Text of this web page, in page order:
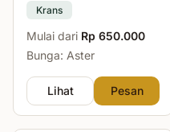
Krans
Mulai dari Rp 650.000
Bunga: Aster
Lihat Pesan